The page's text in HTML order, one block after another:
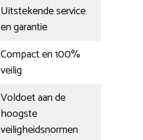
Uitstekende service
en garantie
Compact en 100%
veilig
Voldoet aan de
hoogste
veiligheidsnormen